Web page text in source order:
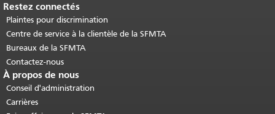
Restez connectés
Plaintes pour discrimination
Centre de service à la clientèle de la SFMTA
Bureaux de la SFMTA
Contactez-nous
À propos de nous
Conseil d'administration
Carrières